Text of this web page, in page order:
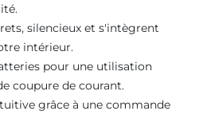
silencieux et s'intègrent
intérieur.
pour une utilisation
coupure de courant.
grâce à une commande